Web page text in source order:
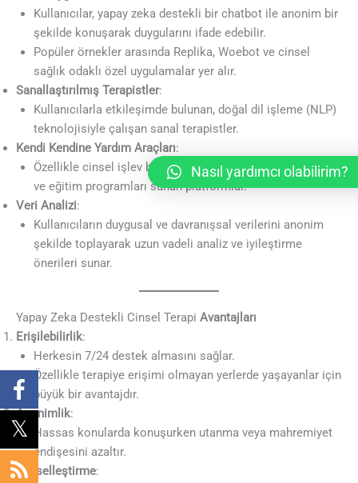
Kullanıcılar, yapay zeka destekli bir chatbot ile anonim bir
şekilde konuşarak duygularını ifade edebilir.
Popüler örnekler arasında Replika, Woebot ve cinsel
sağlık odaklı özel uygulamalar yer alır.
Sanallaştırılmış Terapistler:
Kullanıcılarla etkileşimde bulunan, doğal dil işleme (NLP)
teknolojisiyle çalışan sanal terapistler.
Kendi Kendine Yardım Araçları:
Özellikle cinsel işlev bozuklukları için adım adım rehberler
ve eğitim programları sunan platformlar.
Veri Analizi:
Kullanıcıların duygusal ve davranışsal verilerini anonim
şekilde toplayarak uzun vadeli analiz ve iyileştirme
önerileri sunar.
Yapay Zeka Destekli Cinsel Terapi Avantajları
Erişilebilirlik:
Herkesin 7/24 destek almasını sağlar.
Özellikle terapiye erişimi olmayan yerlerde yaşayanlar için
büyük bir avantajdır.
Anonimlik:
Hassas konularda konuşurken utanma veya mahremiyet
endişesini azaltır.
Kişiselleştirme:
Nasıl yardımcı olabilirim?